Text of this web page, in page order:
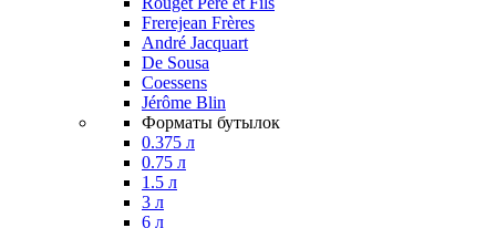
Frerejean Frères
André Jacquart
De Sousa
Coessens
Jérôme Blin
Форматы бутылок
0.375 л
0.75 л
1.5 л
3 л
6 л